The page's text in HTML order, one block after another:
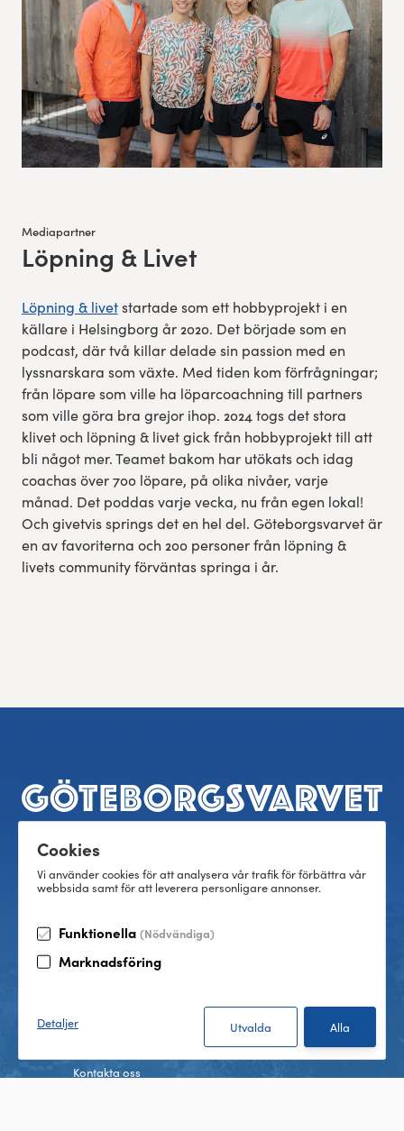
Cookies
Vi använder cookies för att analysera vår trafik för förbättra vår
webbsida samt för att leverera personligare annonser.
Funktionella (Nödvändiga)
Marknadsföring
Detaljer
Mediapartner
:Löpning & Livet
Löpning & livetstartade som ett hobbyprojekt i en
källare i Helsingborg år 2020. Det började som en
podcast, där två killar delade sin passion med en
lyssnarskara som växte. Med tiden kom förfrågningar;
från löpare som ville ha löparcoachning till partners
som ville göra bra grejor ihop. 2024 togs det stora
klivet och löpning & livet gick från hobbyprojekt till att
bli något mer. Teamet bakom har utökats och idag
coachas över 700 löpare, på olika nivåer, varje
månad. Det poddas varje vecka, nu från egen lokal!
Och givetvis springs det en hel del. Göteborgsvarvet är
en av favoriterna och 200 personer från löpning &
livets community förväntas springa i år.
Sidfot
Göteborgsvarvet
Frågor & svar
Press
Partners
Övriga lopp
Kontakta oss